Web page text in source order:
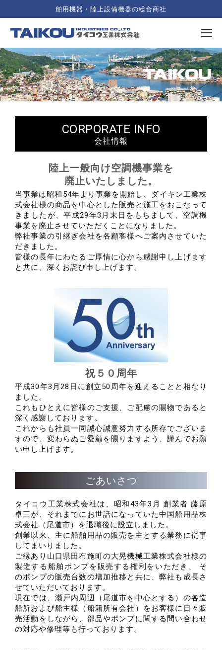
舶用機器・陸上設備機器の総合商社
CORPORATE INFO
会社情報
陸上一般向け空調機事業を
廃止いたしました。
当事業は昭和54年より事業を開始し、ダイキン工業株
式会社様の商品を中心とした販売と施工をおこなって
きましたが、平成29年3月末日をもちまして、空調機
事業を廃止させていただくことになりました。
弊社事業の引継ぎ会社を各顧客様へご案内させていた
だきました。
皆様の長年にわたるご厚情に心から感謝申し上げます
と共に、深くお詫び申し上げます。
祝５０周年
平成30年3月28日に創立50周年を迎えることと相なり
ました。
これもひとえに皆様のご支援、ご配慮の賜物であると
深く感謝しております。
これからも社員一同誠心誠意努力する所存でございま
すので、 変わらぬご愛顧を賜りますよう、謹んでお願
い申し上げます。
ごあいさつ
タイコウ工業株式会社は、昭和43年3月 創業者 藤原
卓三が、 それまでにお世話になっていた中国船用品株
式会社（尾道市）を退職後に設立しました。
創業以来、主に船舶用品の販売を主とする業務に従事
してまいりました。
ご縁あり山口県田布施町の大晃機械工業株式会社様の
製造する 船舶ポンプを販売する権利をいただき、 そ
のポンプの販売台数の増加推移と共に、弊社も成長さ
せていただいております。
現在では、瀬戸内周辺（尾道市を中心とする）の各造
船所および船主様（船籍所有会社）をお客様に日々販
売活動をしながら、 部品やポンプに関する問い合わせ
の対応や修理等も行っております。